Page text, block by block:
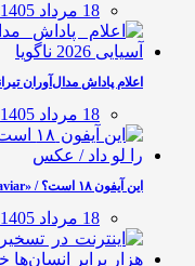
18 مرداد 1405
اعلام پاداش مدال‌آوران
18 مرداد 1405
این آیفون ۱۸ است؟ / «Caviar» مشخصات…
18 مرداد 1405